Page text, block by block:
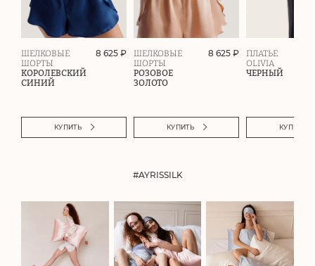
ШЕЛКОВЫЕ
ШОРТЫ
КОРОЛЕВСКИЙ
СИНИЙ
8 625 ₽
КУПИТЬ
ШЕЛКОВЫЕ
ШОРТЫ
РОЗОВОЕ
ЗОЛОТО
8 625 ₽
КУПИТЬ
ПЛАТЬЕ
OLIVIA
ЧЕРНЫЙ
КУПИТЬ
#AYRISSILK